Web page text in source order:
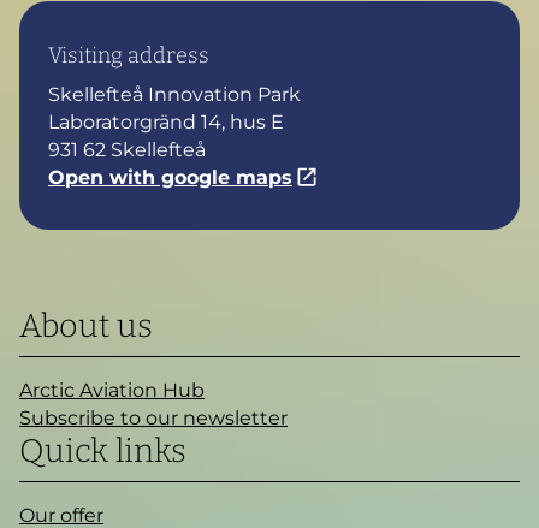
Visiting address
Skellefteå Innovation Park
Laboratorgränd 14, hus E
931 62 Skellefteå
Open with google maps
About us
Arctic Aviation Hub
Subscribe to our newsletter
Quick links
Our offer